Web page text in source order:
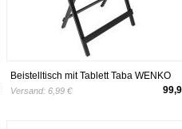
Beistelltisch mit Tablett Taba WENKO
Versand: 6,99 €